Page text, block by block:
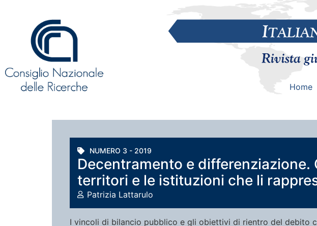
Home
NUMERO 3 - 2019
Decentramento e differenziazione.
territori e le istituzioni che li
Patrizia Lattarulo
I vincoli di bilancio pubblico e gli obiettivi di rientro del debito